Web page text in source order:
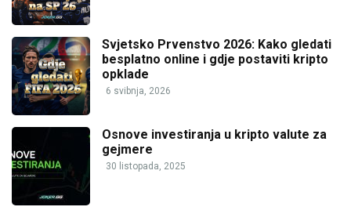
Svjetsko Prvenstvo 2026: Kako gledati
besplatno online i gdje postaviti kripto
opklade
6 svibnja, 2026
Osnove investiranja u kripto valute za
gejmere
30 listopada, 2025